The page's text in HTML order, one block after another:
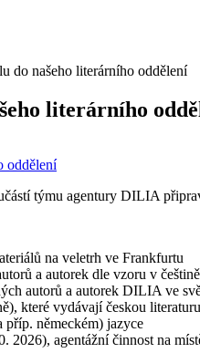
do našeho literárního oddělení
literárního
týmu agentury DILIA
na veletrh ve Frankfurtu
a autorek dle vzoru v
autorů a autorek DILIA ve
které vydávají českou
německém) jazyce
2026), agentážní činnost na